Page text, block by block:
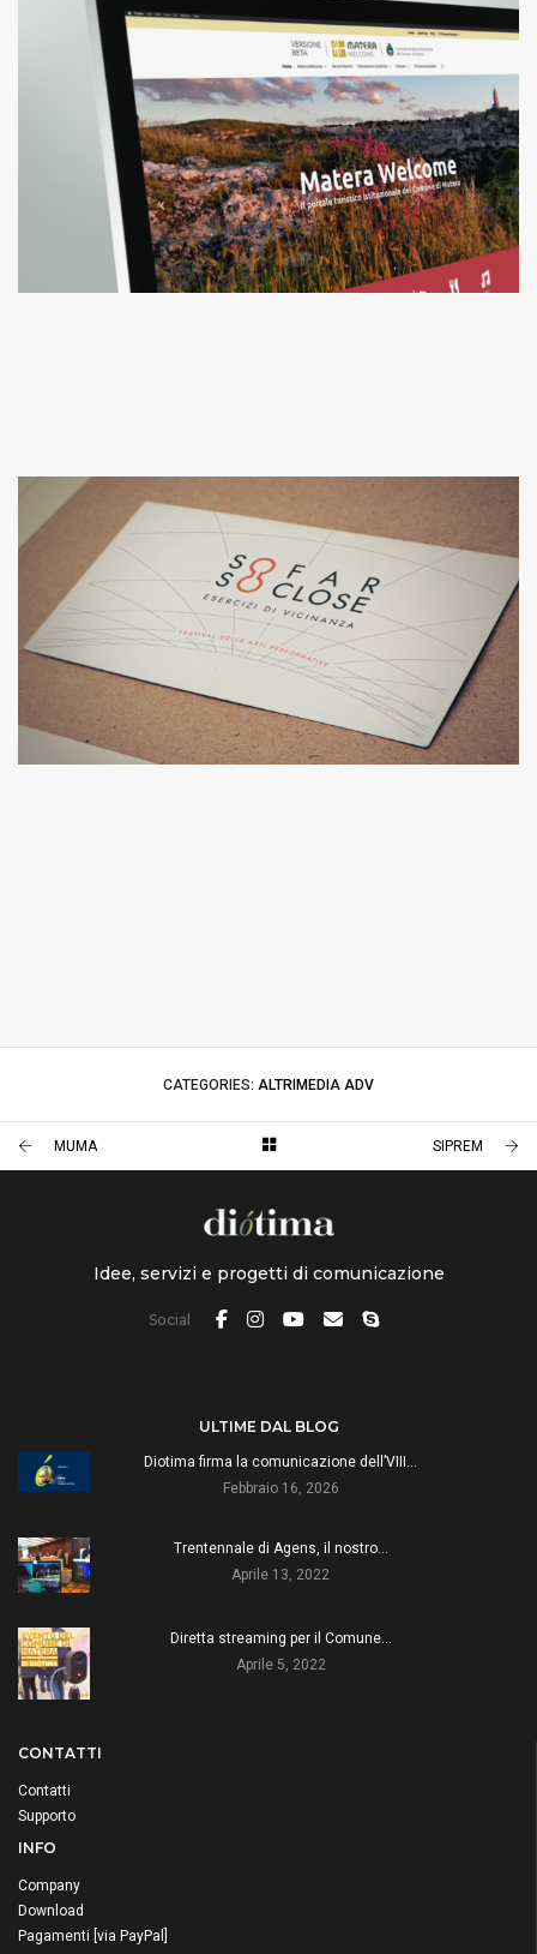
CATEGORIES: ALTRIMEDIA ADV
MUMA SIPREM
Idee, servizi e progetti di comunicazione
Social
ULTIME DAL BLOG
Diotima firma la comunicazione dell’VIII…
Febbraio 16, 2026
Trentennale di Agens, il nostro…
Aprile 13, 2022
Diretta streaming per il Comune…
Aprile 5, 2022
CONTATTI
Contatti
Supporto
INFO
Company
Download
Pagamenti [via PayPal]